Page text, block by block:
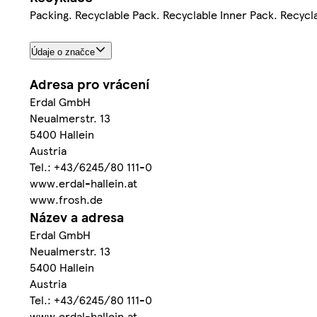
Packing. Recyclable Pack. Recyclable Inner Pack.
Údaje o značce
Adresa pro vrácení
Erdal GmbH
Neualmerstr. 13
5400 Hallein
Austria
Tel.: +43/6245/80 111-0
www.erdal-hallein.at
www.frosh.de
Název a adresa
Erdal GmbH
Neualmerstr. 13
5400 Hallein
Austria
Tel.: +43/6245/80 111-0